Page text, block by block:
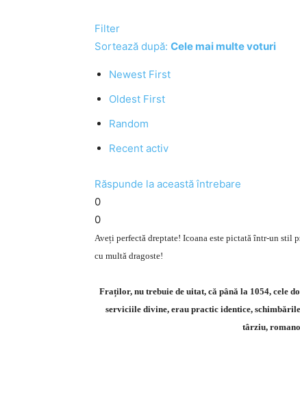
Filter
Sortează după: Cele mai multe voturi
Newest First
Oldest First
Random
Recent activ
Răspunde la această întrebare
0
0
Aveți perfectă dreptate! Icoana este pictată într-un
cu multă dragoste!
Fraților, nu trebuie de uitat, că până la 1054, cele
serviciile divine, erau practic identice,
târziu,